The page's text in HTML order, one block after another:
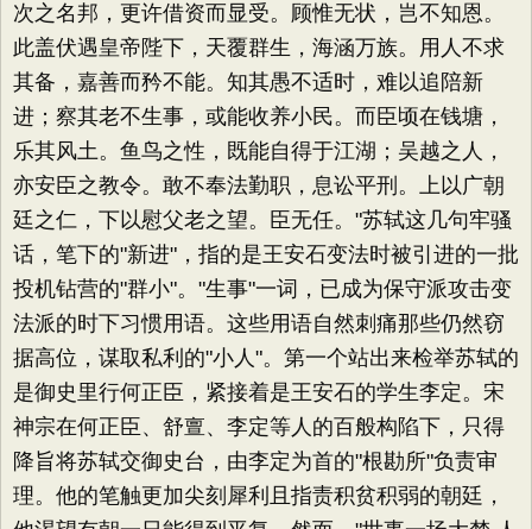
次之名邦，更许借资而显受。顾惟无状，岂不知恩。
此盖伏遇皇帝陛下，天覆群生，海涵万族。用人不求
其备，嘉善而矜不能。知其愚不适时，难以追陪新
进；察其老不生事，或能收养小民。而臣顷在钱塘，
乐其风土。鱼鸟之性，既能自得于江湖；吴越之人，
亦安臣之教令。敢不奉法勤职，息讼平刑。上以广朝
廷之仁，下以慰父老之望。臣无任。"苏轼这几句牢骚
话，笔下的"新进"，指的是王安石变法时被引进的一批
投机钻营的"群小"。"生事"一词，已成为保守派攻击变
法派的时下习惯用语。这些用语自然刺痛那些仍然窃
据高位，谋取私利的"小人"。第一个站出来检举苏轼的
是御史里行何正臣，紧接着是王安石的学生李定。宋
神宗在何正臣、舒亶、李定等人的百般构陷下，只得
降旨将苏轼交御史台，由李定为首的"根勘所"负责审
理。他的笔触更加尖刻犀利且指责积贫积弱的朝廷，